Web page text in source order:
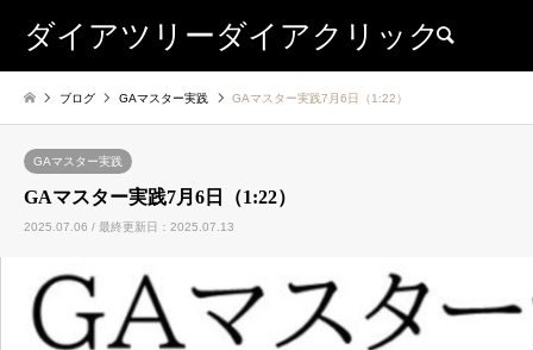
ダイアツリーダイアクリック
ブログ GAマスター実践 GAマスター実践7月6日（1:22）
GAマスター実践
GAマスター実践7月6日（1:22）
2025.07.06 / 最終更新日：2025.07.13